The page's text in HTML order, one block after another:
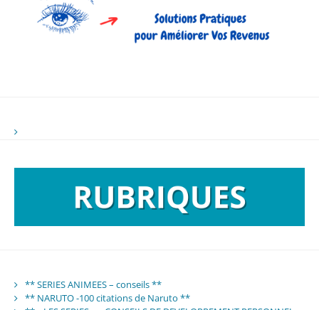
** SERIES ANIMEES – conseils **
** NARUTO -100 citations de Naruto **